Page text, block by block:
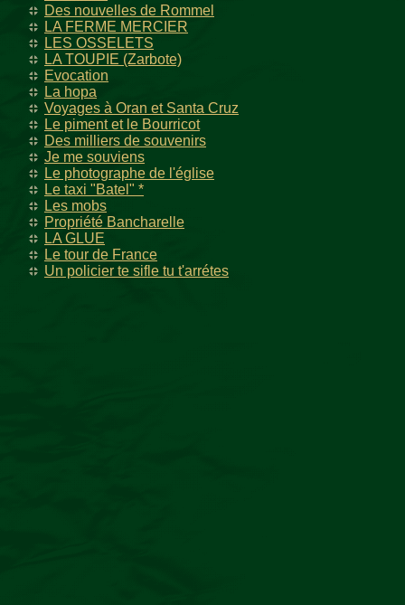
Des nouvelles de Rommel
LA FERME MERCIER
LES OSSELETS
LA TOUPIE (Zarbote)
Evocation
La hopa
Voyages à Oran et Santa Cruz
Le piment et le Bourricot
Des milliers de souvenirs
Je me souviens
Le photographe de l'église
Le taxi "Batel" *
Les mobs
Propriété Bancharelle
LA GLUE
Le tour de France
Un policier te sifle tu t'arrétes